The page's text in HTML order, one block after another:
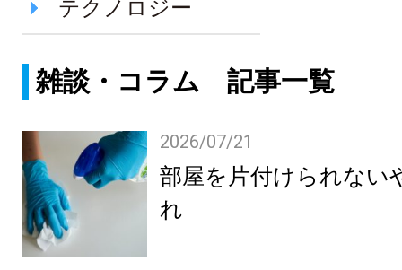
テクノロジー
雑談・コラム 記事一覧
2026/07/21
部屋を片付けられない
れ